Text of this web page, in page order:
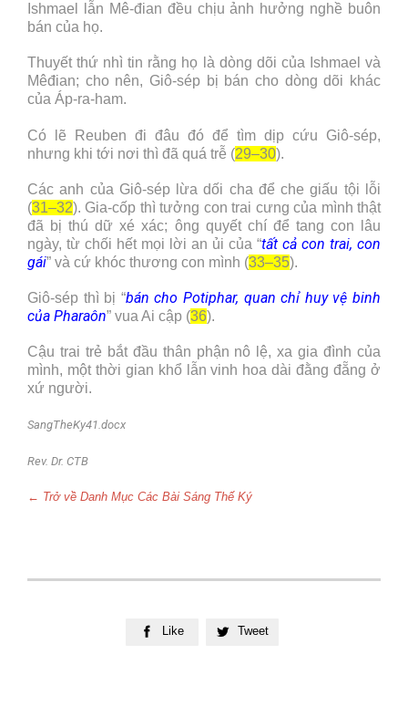
Ishmael lẫn Mê-đian đều chịu ảnh hưởng nghề buôn
bán của họ.
Thuyết thứ nhì tin rằng họ là dòng dõi của Ishmael và
Mêđian; cho nên, Giô-sép bị bán cho dòng dõi khác
của Áp-ra-ham.
Có lẽ Reuben đi đâu đó để tìm dịp cứu Giô-sép,
nhưng khi tới nơi thì đã quá trễ (29–30).
Các anh của Giô-sép lừa dối cha để che giấu tội lỗi
(31–32). Gia-cốp thì tưởng con trai cưng của mình thật
đã bị thú dữ xé xác; ông quyết chí để tang con lâu
ngày, từ chối hết mọi lời an ủi của “tất cả con trai, con
gái” và cứ khóc thương con mình (33–35).
Giô-sép thì bị “bán cho Potiphar, quan chỉ huy vệ binh
của Pharaôn” vua Ai cập (36).
Cậu trai trẻ bắt đầu thân phận nô lệ, xa gia đình của
mình, một thời gian khổ lẫn vinh hoa dài đằng đẵng ở
xứ người.
SangTheKy41.docx
Rev. Dr. CTB
← Trở về Danh Mục Các Bài Sáng Thế Ký
 Like  Tweet